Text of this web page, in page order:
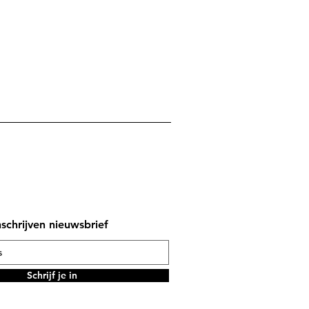
nieuwsbrief
Schrijf je in